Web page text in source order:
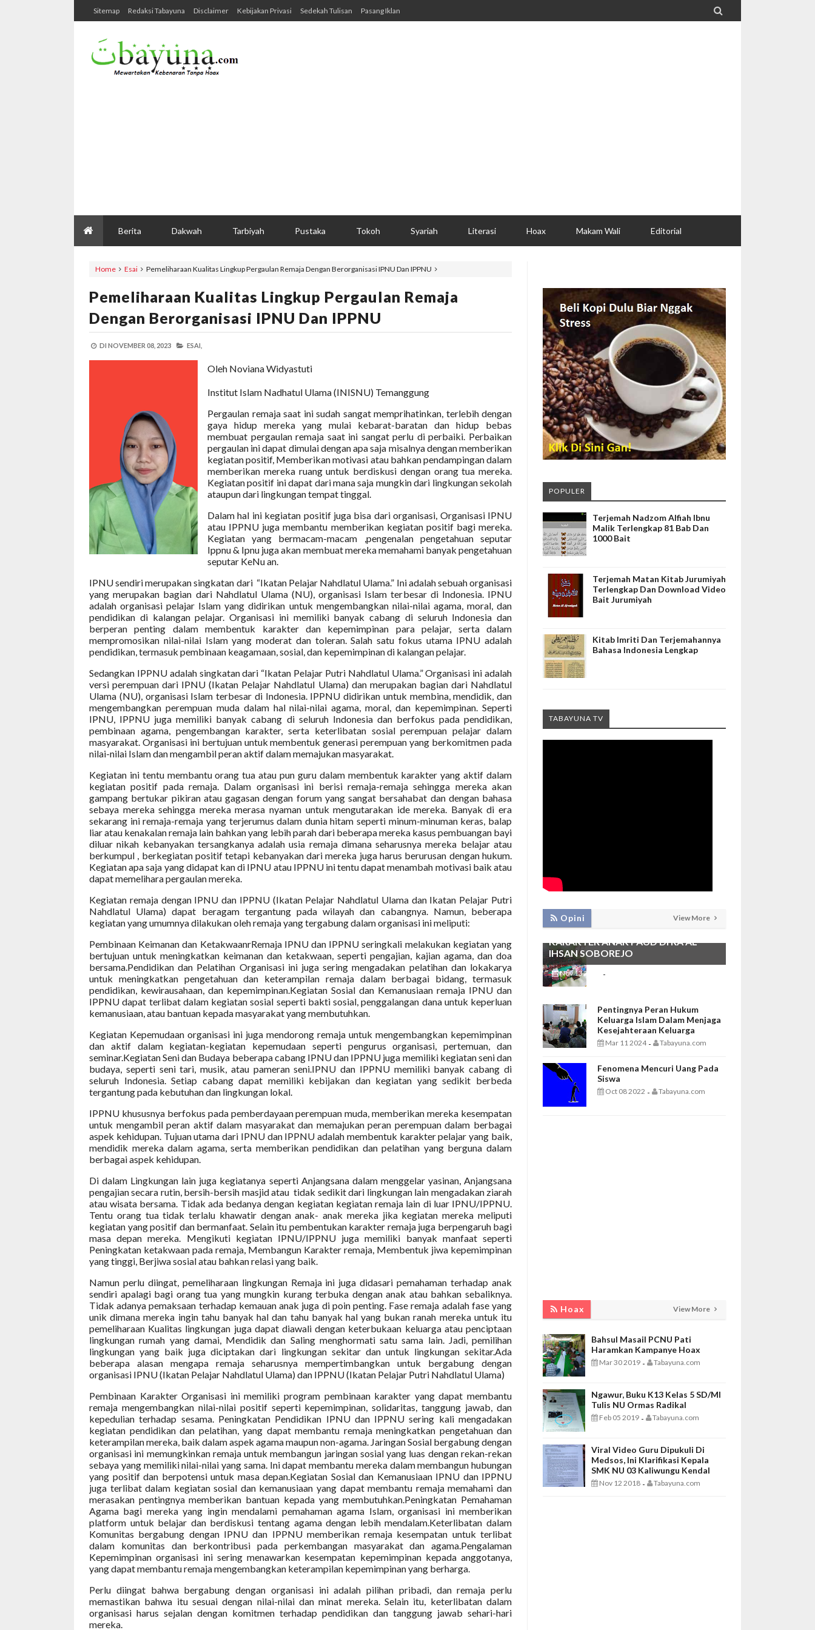
Sitemap Redaksi Tabayuna Disclaimer Kebijakan Privasi Sedekah Tulisan Pasang Iklan 
Berita Dakwah Tarbiyah Pustaka Tokoh Syariah Literasi Hoax Makam Wali Editorial
Home Esai Pemeliharaan Kualitas Lingkup Pergaulan Remaja Dengan Berorganisasi IPNU Dan IPPNU
Pemeliharaan Kualitas Lingkup Pergaulan Remaja
Dengan Berorganisasi IPNU Dan IPPNU
DI NOVEMBER 08, 2023 ESAI,
Oleh Noviana Widyastuti
Institut Islam Nadhatul Ulama (INISNU) Temanggung
Pergaulan remaja saat ini sudah sangat memprihatinkan, terlebih dengan
gaya hidup mereka yang mulai kebarat-baratan dan hidup bebas
membuat pergaulan remaja saat ini sangat perlu di perbaiki. Perbaikan
pergaulan ini dapat dimulai dengan apa saja misalnya dengan memberikan
kegiatan positif, Memberikan motivasi atau bahkan pendampingan dalam
memberikan mereka ruang untuk berdiskusi dengan orang tua mereka.
Kegiatan positif ini dapat dari mana saja mungkin dari lingkungan sekolah
ataupun dari lingkungan tempat tinggal.
Dalam hal ini kegiatan positif juga bisa dari organisasi, Organisasi IPNU
atau IPPNU juga membantu memberikan kegiatan positif bagi mereka.
Kegiatan yang bermacam-macam ,pengenalan pengetahuan seputar
Ippnu & Ipnu juga akan membuat mereka memahami banyak pengetahuan
seputar KeNu an.
IPNU sendiri merupakan singkatan dari “Ikatan Pelajar Nahdlatul Ulama.” Ini adalah sebuah organisasi
yang merupakan bagian dari Nahdlatul Ulama (NU), organisasi Islam terbesar di Indonesia. IPNU
adalah organisasi pelajar Islam yang didirikan untuk mengembangkan nilai-nilai agama, moral, dan
pendidikan di kalangan pelajar. Organisasi ini memiliki banyak cabang di seluruh Indonesia dan
berperan penting dalam membentuk karakter dan kepemimpinan para pelajar, serta dalam
mempromosikan nilai-nilai Islam yang moderat dan toleran. Salah satu fokus utama IPNU adalah
pendidikan, termasuk pembinaan keagamaan, sosial, dan kepemimpinan di kalangan pelajar.
Sedangkan IPPNU adalah singkatan dari “Ikatan Pelajar Putri Nahdlatul Ulama.” Organisasi ini adalah
versi perempuan dari IPNU (Ikatan Pelajar Nahdlatul Ulama) dan merupakan bagian dari Nahdlatul
Ulama (NU), organisasi Islam terbesar di Indonesia. IPPNU didirikan untuk membina, mendidik, dan
mengembangkan perempuan muda dalam hal nilai-nilai agama, moral, dan kepemimpinan. Seperti
IPNU, IPPNU juga memiliki banyak cabang di seluruh Indonesia dan berfokus pada pendidikan,
pembinaan agama, pengembangan karakter, serta keterlibatan sosial perempuan pelajar dalam
masyarakat. Organisasi ini bertujuan untuk membentuk generasi perempuan yang berkomitmen pada
nilai-nilai Islam dan mengambil peran aktif dalam memajukan masyarakat.
Kegiatan ini tentu membantu orang tua atau pun guru dalam membentuk karakter yang aktif dalam
kegiatan positif pada remaja. Dalam organisasi ini berisi remaja-remaja sehingga mereka akan
gampang bertukar pikiran atau gagasan dengan forum yang sangat bersahabat dan dengan bahasa
sebaya mereka sehingga mereka merasa nyaman untuk mengutarakan ide mereka. Banyak di era
sekarang ini remaja-remaja yang terjerumus dalam dunia hitam seperti minum-minuman keras, balap
liar atau kenakalan remaja lain bahkan yang lebih parah dari beberapa mereka kasus pembuangan bayi
diluar nikah kebanyakan tersangkanya adalah usia remaja dimana seharusnya mereka belajar atau
berkumpul , berkegiatan positif tetapi kebanyakan dari mereka juga harus berurusan dengan hukum.
Kegiatan apa saja yang didapat kan di IPNU atau IPPNU ini tentu dapat menambah motivasi baik atau
dapat memelihara pergaulan mereka.
Kegiatan remaja dengan IPNU dan IPPNU (Ikatan Pelajar Nahdlatul Ulama dan Ikatan Pelajar Putri
Nahdlatul Ulama) dapat beragam tergantung pada wilayah dan cabangnya. Namun, beberapa
kegiatan yang umumnya dilakukan oleh remaja yang tergabung dalam organisasi ini meliputi:
Pembinaan Keimanan dan KetakwaanrRemaja IPNU dan IPPNU seringkali melakukan kegiatan yang
bertujuan untuk meningkatkan keimanan dan ketakwaan, seperti pengajian, kajian agama, dan doa
bersama.Pendidikan dan Pelatihan Organisasi ini juga sering mengadakan pelatihan dan lokakarya
untuk meningkatkan pengetahuan dan keterampilan remaja dalam berbagai bidang, termasuk
pendidikan, kewirausahaan, dan kepemimpinan.Kegiatan Sosial dan Kemanusiaan remaja IPNU dan
IPPNU dapat terlibat dalam kegiatan sosial seperti bakti sosial, penggalangan dana untuk keperluan
kemanusiaan, atau bantuan kepada masyarakat yang membutuhkan.
Kegiatan Kepemudaan organisasi ini juga mendorong remaja untuk mengembangkan kepemimpinan
dan aktif dalam kegiatan-kegiatan kepemudaan seperti pengurus organisasi, pertemuan, dan
seminar.Kegiatan Seni dan Budaya beberapa cabang IPNU dan IPPNU juga memiliki kegiatan seni dan
budaya, seperti seni tari, musik, atau pameran seni.IPNU dan IPPNU memiliki banyak cabang di
seluruh Indonesia. Setiap cabang dapat memiliki kebijakan dan kegiatan yang sedikit berbeda
tergantung pada kebutuhan dan lingkungan lokal.
IPPNU khususnya berfokus pada pemberdayaan perempuan muda, memberikan mereka kesempatan
untuk mengambil peran aktif dalam masyarakat dan memajukan peran perempuan dalam berbagai
aspek kehidupan. Tujuan utama dari IPNU dan IPPNU adalah membentuk karakter pelajar yang baik,
mendidik mereka dalam agama, serta memberikan pendidikan dan pelatihan yang berguna dalam
berbagai aspek kehidupan.
Di dalam Lingkungan lain juga kegiatanya seperti Anjangsana dalam menggelar yasinan, Anjangsana
pengajian secara rutin, bersih-bersih masjid atau tidak sedikit dari lingkungan lain mengadakan ziarah
atau wisata bersama. Tidak ada bedanya dengan kegiatan kegiatan remaja lain di luar IPNU/IPPNU.
Tentu orang tua tidak terlalu khawatir dengan anak- anak mereka jika kegiatan mereka meliputi
kegiatan yang positif dan bermanfaat. Selain itu pembentukan karakter remaja juga berpengaruh bagi
masa depan mereka. Mengikuti kegiatan IPNU/IPPNU juga memiliki banyak manfaat seperti
Peningkatan ketakwaan pada remaja, Membangun Karakter remaja, Membentuk jiwa kepemimpinan
yang tinggi, Berjiwa sosial atau bahkan relasi yang baik.
Namun perlu diingat, pemeliharaan lingkungan Remaja ini juga didasari pemahaman terhadap anak
sendiri apalagi bagi orang tua yang mungkin kurang terbuka dengan anak atau bahkan sebaliknya.
Tidak adanya pemaksaan terhadap kemauan anak juga di poin penting. Fase remaja adalah fase yang
unik dimana mereka ingin tahu banyak hal dan tahu banyak hal yang bukan ranah mereka untuk itu
pemeliharaan Kualitas lingkungan juga dapat diawali dengan keterbukaan keluarga atau penciptaan
lingkungan rumah yang damai, Mendidik dan Saling menghormati satu sama lain. Jadi, pemilihan
lingkungan yang baik juga diciptakan dari lingkungan sekitar dan untuk lingkungan sekitar.Ada
beberapa alasan mengapa remaja seharusnya mempertimbangkan untuk bergabung dengan
organisasi IPNU (Ikatan Pelajar Nahdlatul Ulama) dan IPPNU (Ikatan Pelajar Putri Nahdlatul Ulama)
Pembinaan Karakter Organisasi ini memiliki program pembinaan karakter yang dapat membantu
remaja mengembangkan nilai-nilai positif seperti kepemimpinan, solidaritas, tanggung jawab, dan
kepedulian terhadap sesama. Peningkatan Pendidikan IPNU dan IPPNU sering kali mengadakan
kegiatan pendidikan dan pelatihan, yang dapat membantu remaja meningkatkan pengetahuan dan
keterampilan mereka, baik dalam aspek agama maupun non-agama. Jaringan Sosial bergabung dengan
organisasi ini memungkinkan remaja untuk membangun jaringan sosial yang luas dengan rekan-rekan
sebaya yang memiliki nilai-nilai yang sama. Ini dapat membantu mereka dalam membangun hubungan
yang positif dan berpotensi untuk masa depan.Kegiatan Sosial dan Kemanusiaan IPNU dan IPPNU
juga terlibat dalam kegiatan sosial dan kemanusiaan yang dapat membantu remaja memahami dan
merasakan pentingnya memberikan bantuan kepada yang membutuhkan.Peningkatan Pemahaman
Agama bagi mereka yang ingin mendalami pemahaman agama Islam, organisasi ini memberikan
platform untuk belajar dan berdiskusi tentang agama dengan lebih mendalam.Keterlibatan dalam
Komunitas bergabung dengan IPNU dan IPPNU memberikan remaja kesempatan untuk terlibat
dalam komunitas dan berkontribusi pada perkembangan masyarakat dan agama.Pengalaman
Kepemimpinan organisasi ini sering menawarkan kesempatan kepemimpinan kepada anggotanya,
yang dapat membantu remaja mengembangkan keterampilan kepemimpinan yang berharga.
Perlu diingat bahwa bergabung dengan organisasi ini adalah pilihan pribadi, dan remaja perlu
memastikan bahwa itu sesuai dengan nilai-nilai dan minat mereka. Selain itu, keterlibatan dalam
organisasi harus sejalan dengan komitmen terhadap pendidikan dan tanggung jawab sehari-hari
mereka.
POPULER
Terjemah Nadzom Alfiah Ibnu
Malik Terlengkap 81 Bab Dan
1000 Bait
Terjemah Matan Kitab Jurumiyah
Terlengkap Dan Download Video
Bait Jurumiyah
Kitab Imriti Dan Terjemahannya
Bahasa Indonesia Lengkap
TABAYUNA TV
Opini View More
PEMBIASAAN SHALAT DHUHA DAN
MENGAJI SEBAGAI FONDASI
KARAKTER ANAK PAUD DI RA AL
IHSAN SOBOREJO
Nov 13 2025 -
Pentingnya Peran Hukum
Keluarga Islam Dalam Menjaga
Kesejahteraan Keluarga
Mar 11 2024 - Tabayuna.com
Fenomena Mencuri Uang Pada
Siswa
Oct 08 2022 - Tabayuna.com
Hoax View More
Bahsul Masail PCNU Pati
Haramkan Kampanye Hoax
Mar 30 2019 - Tabayuna.com
Ngawur, Buku K13 Kelas 5 SD/MI
Tulis NU Ormas Radikal
Feb 05 2019 - Tabayuna.com
Viral Video Guru Dipukuli Di
Medsos, Ini Klarifikasi Kepala
SMK NU 03 Kaliwungu Kendal
Nov 12 2018 - Tabayuna.com